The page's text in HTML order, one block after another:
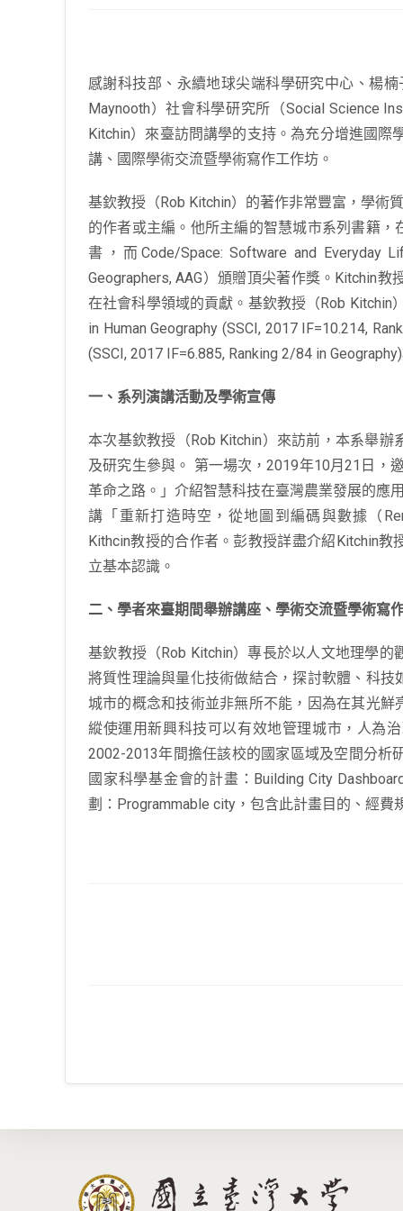
感謝科技部、永續地球尖端科學研究中心、楊
Maynooth）社會科學研究所（Social Science
Kitchin）來臺訪問講學的支持。為充分增進國
講、國際學術交流暨學術寫作工作坊。
基欽教授（Rob Kitchin）的著作非常豐富，學術
的作者或主編。他所主編的智慧城市系列書籍
書，而Code/Space: Software and
Geographers, AAG）頒贈頂尖著作獎。Kitchin
在社會科學領域的貢獻。基欽教授（Rob
in Human Geography (SSCI, 2017 IF=10.214,
(SSCI, 2017 IF=6.885, Ranking 2/84 in
一、系列演講活動及學術宣傳
本次基欽教授（Rob Kitchin）來訪前，本系舉
及研究生參與。 第一場次，2019年10月21日，
革命之路。」介紹智慧科技在臺灣農業發展的應
講「重新打造時空，從地圖到編碼與數據（
Kithcin教授的合作者。彭教授詳盡介紹Kitchin
立基本認識。
二、學者來臺期間舉辦講座、學術交流暨學術寫
基欽教授（Rob Kitchin）專長於以人文地理學
將質性理論與量化技術做結合，探討軟體、科
城市的概念和技術並非無所不能，因為在其光
縱使運用新興科技可以有效地管理城市，人為
2002-2013年間擔任該校的國家區域及空間分析
國家科學基金會的計畫：Building City
劃：Programmable city，包含此計畫目的、經費